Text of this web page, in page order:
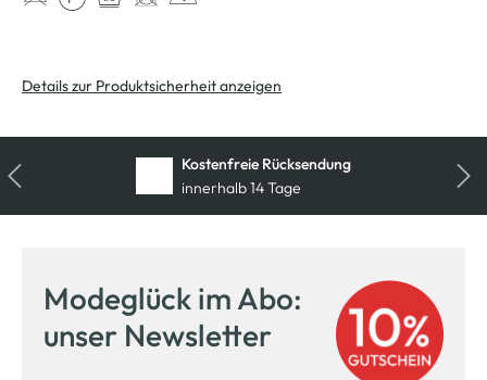
Details zur Produktsicherheit anzeigen
Kostenfreie Rücksendung
innerhalb 14 Tage
Modeglück im Abo:
unser Newsletter